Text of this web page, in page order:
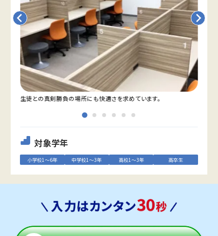
生徒との真剣勝負の場所にも快適さを求めています。
対象学年
小学校1～6年 中学校1～3年 高校1～3年 高卒生